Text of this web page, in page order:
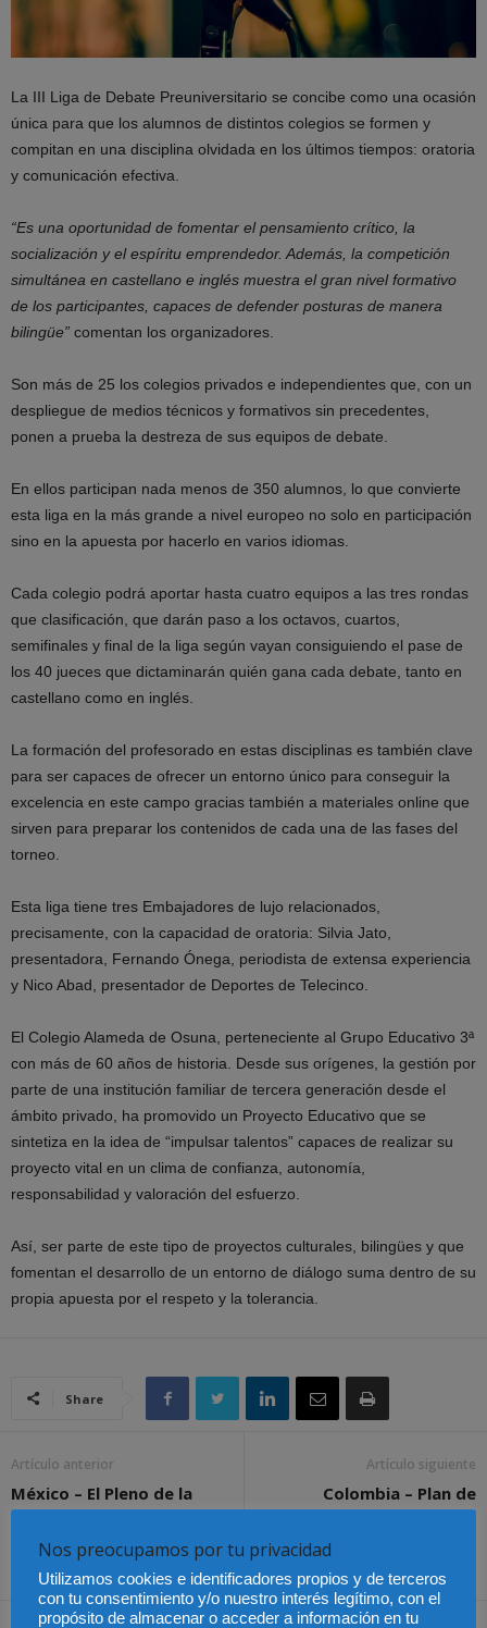
La III Liga de Debate Preuniversitario se concibe como una ocasión
única para que los alumnos de distintos colegios se formen y
compitan en una disciplina olvidada en los últimos tiempos: oratoria
y comunicación efectiva.
“Es una oportunidad de fomentar el pensamiento crítico, la
socialización y el espíritu emprendedor. Además, la competición
simultánea en castellano e inglés muestra el gran nivel formativo
de los participantes, capaces de defender posturas de manera
bilingüe” comentan los organizadores.
Son más de 25 los colegios privados e independientes que, con un
despliegue de medios técnicos y formativos sin precedentes,
ponen a prueba la destreza de sus equipos de debate.
En ellos participan nada menos de 350 alumnos, lo que convierte
esta liga en la más grande a nivel europeo no solo en participación
sino en la apuesta por hacerlo en varios idiomas.
Cada colegio podrá aportar hasta cuatro equipos a las tres rondas
que clasificación, que darán paso a los octavos, cuartos,
semifinales y final de la liga según vayan consiguiendo el pase de
los 40 jueces que dictaminarán quién gana cada debate, tanto en
castellano como en inglés.
La formación del profesorado en estas disciplinas es también clave
para ser capaces de ofrecer un entorno único para conseguir la
excelencia en este campo gracias también a materiales online que
sirven para preparar los contenidos de cada una de las fases del
torneo.
Esta liga tiene tres Embajadores de lujo relacionados,
precisamente, con la capacidad de oratoria: Silvia Jato,
presentadora, Fernando Ónega, periodista de extensa experiencia
y Nico Abad, presentador de Deportes de Telecinco.
El Colegio Alameda de Osuna, perteneciente al Grupo Educativo 3ª
con más de 60 años de historia. Desde sus orígenes, la gestión por
parte de una institución familiar de tercera generación desde el
ámbito privado, ha promovido un Proyecto Educativo que se
sintetiza en la idea de “impulsar talentos” capaces de realizar su
proyecto vital en un clima de confianza, autonomía,
responsabilidad y valoración del esfuerzo.
Así, ser parte de este tipo de proyectos culturales, bilingües y que
fomentan el desarrollo de un entorno de diálogo suma dentro de su
propia apuesta por el respeto y la tolerancia.
Share
Artículo anterior
México – El Pleno de la
Suprema Corte invalidó la
Ley de Seguridad Interior
Artículo siguiente
Colombia – Plan de
Desarrollo Nacional
prioriza la construcción de
Nos preocupamos por tu privacidad
Utilizamos cookies e identificadores propios y de terceros
con tu consentimiento y/o nuestro interés legítimo, con el
propósito de almacenar o acceder a información en tu